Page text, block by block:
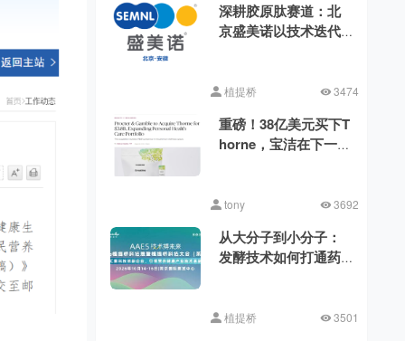
深耕胶原肽赛道：北
京盛美诺以技术迭代
植提桥 3474
重磅！38亿美元买下T
horne，宝洁在下一盘
tony 3692
从大分子到小分子：
发酵技术如何打通药
植提桥 3501